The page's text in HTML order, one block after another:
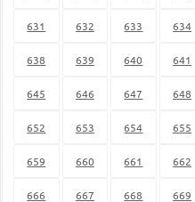
631 632 633 634
638 639 640 641
645 646 647 648
652 653 654 655
659 660 661 662
666 667 668 669